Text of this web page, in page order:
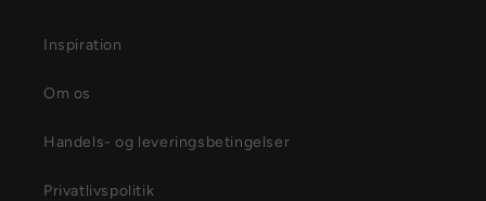
Inspiration
Om os
Handels- og leveringsbetingelser
Privatlivspolitik